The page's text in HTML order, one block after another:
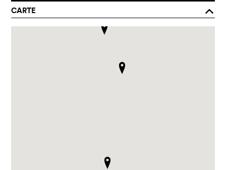
CARTE o